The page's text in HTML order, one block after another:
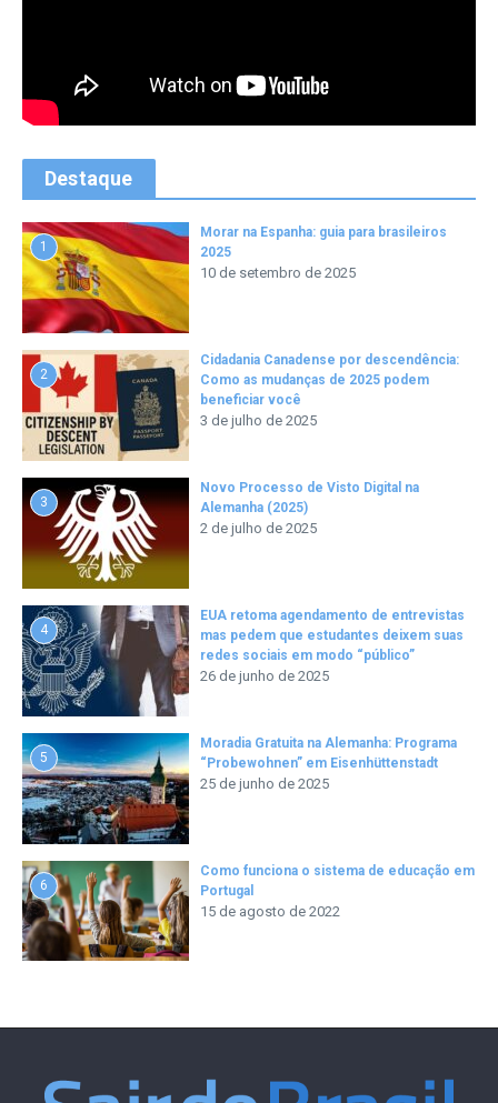
Destaque
1
Morar na Espanha: guia para brasileiros
2025
10 de setembro de 2025
2
Cidadania Canadense por descendência:
Como as mudanças de 2025 podem
beneficiar você
3 de julho de 2025
3
Novo Processo de Visto Digital na
Alemanha (2025)
2 de julho de 2025
4
EUA retoma agendamento de entrevistas
mas pedem que estudantes deixem suas
redes sociais em modo “público”
26 de junho de 2025
5
Moradia Gratuita na Alemanha: Programa
“Probewohnen” em Eisenhüttenstadt
25 de junho de 2025
6
Como funciona o sistema de educação em
Portugal
15 de agosto de 2022